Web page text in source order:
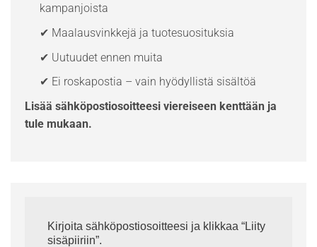
kampanjoista
✔ Maalausvinkkejä ja tuotesuosituksia
✔ Uutuudet ennen muita
✔ Ei roskapostia – vain hyödyllistä sisältöä
Lisää sähköpostiosoitteesi viereiseen kenttään ja
tule mukaan.
Kirjoita sähköpostiosoitteesi ja klikkaa “Liity
sisäpiiriin”.